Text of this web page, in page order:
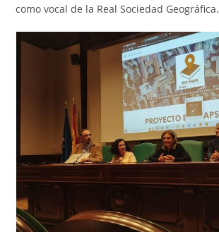
como vocal de la Real Sociedad Geográfica.